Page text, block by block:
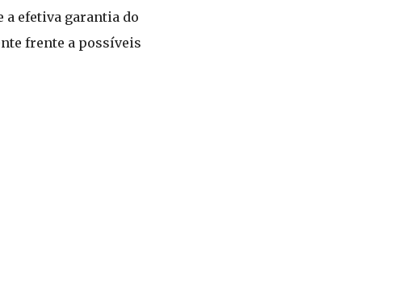
a efetiva garantia do
frente a possíveis